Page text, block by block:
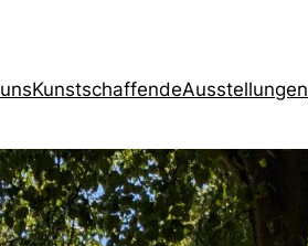
KunstschaffendeAusstellungen